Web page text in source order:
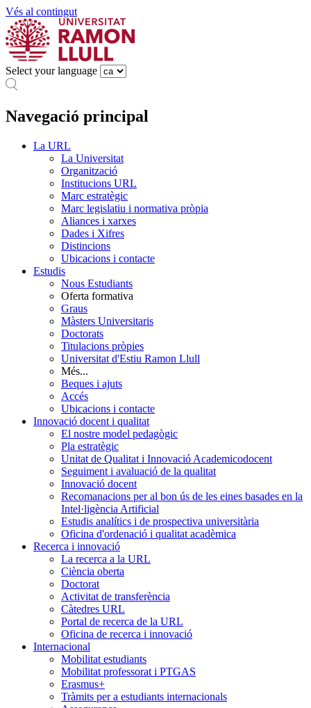
Vés al contingut
Select your language
Navegació principal
La URL
La Universitat
Organització
Institucions URL
Marc estratègic
Marc legislatiu i normativa pròpia
Aliances i xarxes
Dades i Xifres
Distincions
Ubicacions i contacte
Estudis
Nous Estudiants
Oferta formativa
Graus
Màsters Universitaris
Doctorats
Titulacions pròpies
Universitat d'Estiu Ramon Llull
Més...
Beques i ajuts
Accés
Ubicacions i contacte
Innovació docent i qualitat
El nostre model pedagògic
Pla estratègic
Unitat de Qualitat i Innovació Academicodocent
Seguiment i avaluació de la qualitat
Innovació docent
Recomanacions per al bon ús de les eines basades en la
Intel·ligència Artificial
Estudis analítics i de prospectiva universitària
Oficina d'ordenació i qualitat acadèmica
Recerca i innovació
La recerca a la URL
Ciència oberta
Doctorat
Activitat de transferència
Càtedres URL
Portal de recerca de la URL
Oficina de recerca i innovació
Internacional
Mobilitat estudiants
Mobilitat professorat i PTGAS
Erasmus+
Tràmits per a estudiants internacionals